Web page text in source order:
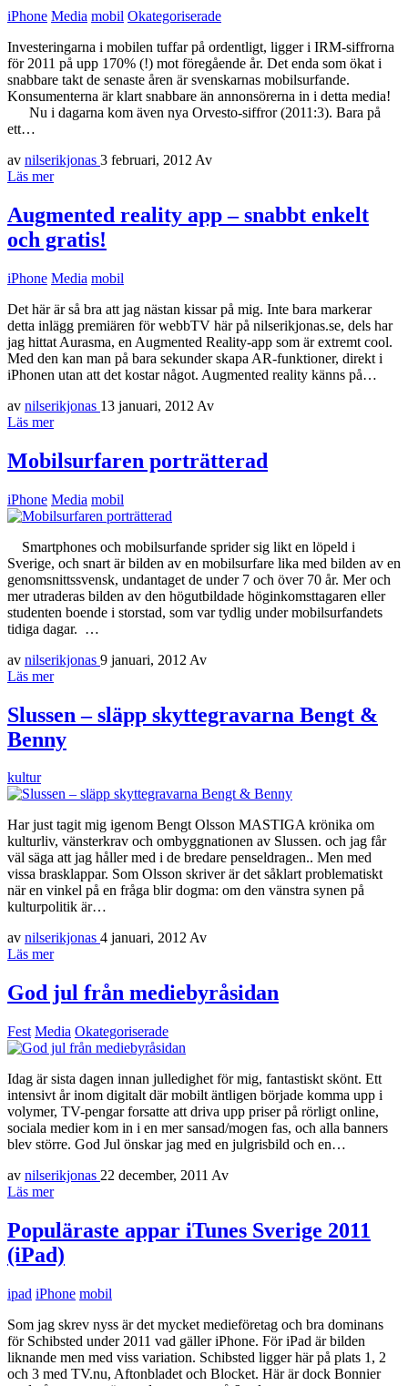
iPhone Media mobil Okategoriserade
Investeringarna i mobilen tuffar på ordentligt, ligger i IRM-siffrorna
för 2011 på upp 170% (!) mot föregående år. Det enda som ökat i
snabbare takt de senaste åren är svenskarnas mobilsurfande.
Konsumenterna är klart snabbare än annonsörerna in i detta media!
Nu i dagarna kom även nya Orvesto-siffror (2011:3). Bara på
ett…
av nilserikjonas 3 februari, 2012 Av
Läs mer
Augmented reality app – snabbt enkelt
och gratis!
iPhone Media mobil
Det här är så bra att jag nästan kissar på mig. Inte bara markerar
detta inlägg premiären för webbTV här på nilserikjonas.se, dels har
jag hittat Aurasma, en Augmented Reality-app som är extremt cool.
Med den kan man på bara sekunder skapa AR-funktioner, direkt i
iPhonen utan att det kostar något. Augmented reality känns på…
av nilserikjonas 13 januari, 2012 Av
Läs mer
Mobilsurfaren porträtterad
iPhone Media mobil
Smartphones och mobilsurfande sprider sig likt en löpeld i
Sverige, och snart är bilden av en mobilsurfare lika med bilden av en
genomsnittssvensk, undantaget de under 7 och över 70 år. Mer och
mer utraderas bilden av den högutbildade höginkomsttagaren eller
studenten boende i storstad, som var tydlig under mobilsurfandets
tidiga dagar. …
av nilserikjonas 9 januari, 2012 Av
Läs mer
Slussen – släpp skyttegravarna Bengt &
Benny
kultur
Har just tagit mig igenom Bengt Olsson MASTIGA krönika om
kulturliv, vänsterkrav och ombyggnationen av Slussen. och jag får
väl säga att jag håller med i de bredare penseldragen.. Men med
vissa brasklappar. Som Olsson skriver är det såklart problematiskt
när en vinkel på en fråga blir dogma: om den vänstra synen på
kulturpolitik är…
av nilserikjonas 4 januari, 2012Av
Läs mer
God jul från mediebyråsidan
Fest Media Okategoriserade
Idag är sista dagen innan julledighet för mig, fantastiskt skönt. Ett
intensivt år inom digitalt där mobilt äntligen började komma upp i
volymer, TV-pengar forsatte att driva upp priser på rörligt online,
sociala medier kom in i en mer sansad/mogen fas, och alla banners
blev större. God Jul önskar jag med en julgrisbild och en…
av nilserikjonas 22 december, 2011 Av
Läs mer
Populäraste appar iTunes Sverige 2011
(iPad)
ipad iPhone mobil
Som jag skrev nyss är det mycket medieföretag och bra dominans
för Schibsted under 2011 vad gäller iPhone. För iPad är bilden
liknande men med viss variation. Schibsted ligger här på plats 1, 2
och 3 med TV.nu, Aftonbladet och Blocket. Här är dock Bonnier